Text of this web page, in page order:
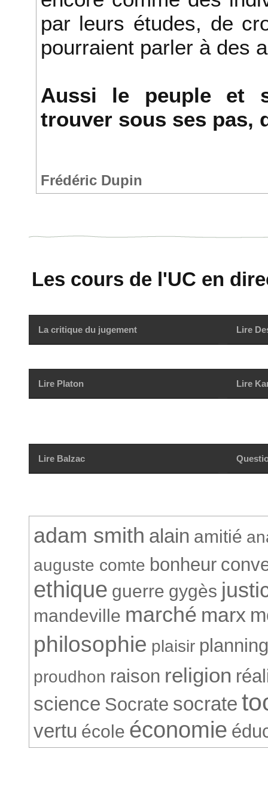
par leurs études, de
pourraient parler à des
Aussi le peuple et
trouver sous ses pas,
Frédéric Dupin
Les cours de l'UC en
La critique du jugement Lire
Lire Platon Lire
Lire Balzac
adam smith alain amitié
auguste comte bonheur
ethique guerre gygès
mandeville marché marx
philosophie plaisir planning
proudhon raison religion
science Socrate socrate
vertu école économie